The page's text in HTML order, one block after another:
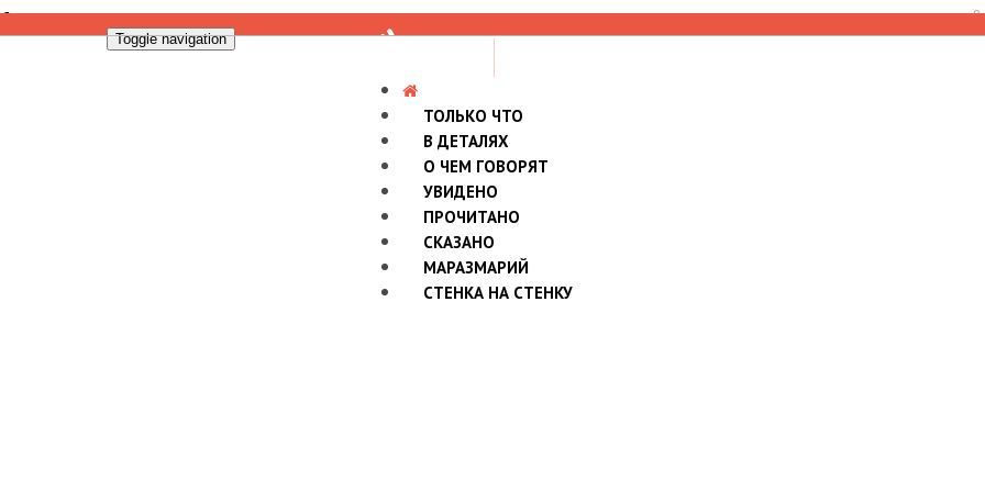
8
Toggle navigation
ТОЛЬКО ЧТО
В ДЕТАЛЯХ
О ЧЕМ ГОВОРЯТ
УВИДЕНО
ПРОЧИТАНО
СКАЗАНО
МАРАЗМАРИЙ
СТЕНКА НА СТЕНКУ